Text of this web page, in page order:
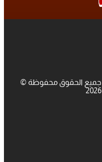
جميع الحقوق محفوظة ©
2026